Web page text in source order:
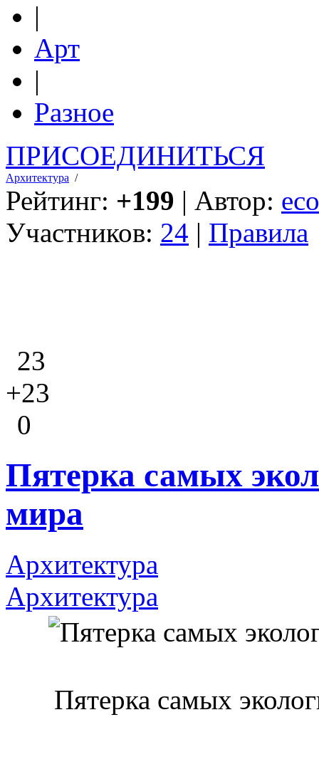
|
Арт
|
Разное
ПРИСОЕДИНИТЬСЯ
Архитектура /
Рейтинг: +199 | Автор:
Участников: 24 | Правила
23
+23
0
Пятерка самых
мира
Архитектура
Архитектура
Пятерка самых